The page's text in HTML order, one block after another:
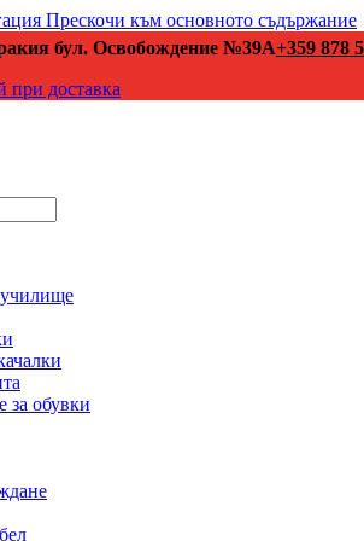
Прескочи към основното съдържание
бул. Освобождение №39А+359 878
при доставка
обувки